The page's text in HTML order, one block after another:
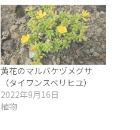
黄花のマルバケヅメグサ
（タイワンスベリヒユ）
2022年9月16日
植物